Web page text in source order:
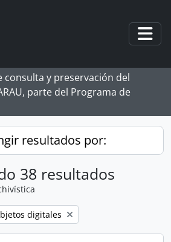
consulta y preservación del
parte del Programa de
resultados por:
38 resultados
filter:digitales